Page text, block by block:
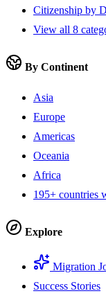
Citizenship by
View all 8
By Continent
Asia
Europe
Americas
Oceania
Africa
195+ countries
Explore
Migration
Success Stories